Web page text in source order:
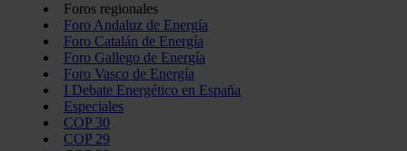
Foros regionales
Foro Andaluz de Energía
Foro Catalán de Energía
Foro Gallego de Energía
Foro Vasco de Energía
I Debate Energético en España
Especiales
COP 30
COP 29